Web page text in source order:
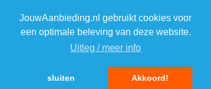
JouwAanbieding.nl gebruikt cookies voor
een optimale beleving van deze website.
Uitleg / meer info
sluiten Akkoord!
4 4